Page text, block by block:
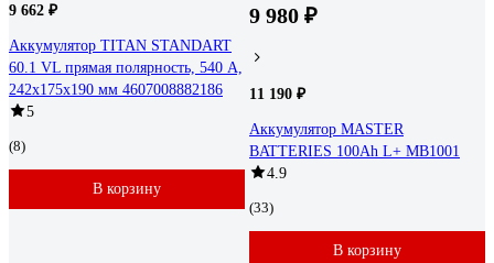
9 662 ₽
Аккумулятор TITAN STANDART
60.1 VL прямая полярность, 540 А,
242x175x190 мм 4607008882186
5
(8)
В корзину
9 980 ₽
11 190 ₽
Аккумулятор MASTER
BATTERIES 100Ah L+ MB1001
4.9
(33)
В корзину